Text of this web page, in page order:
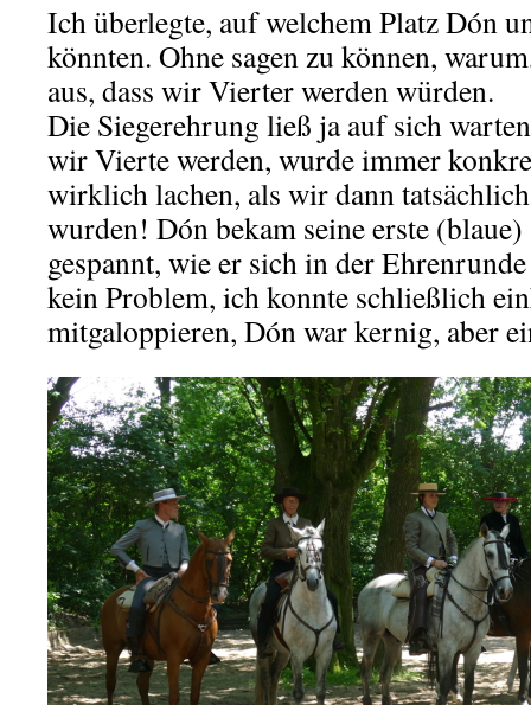
Ich überlegte, auf welchem Platz Dón
könnten. Ohne sagen zu können,
aus, dass wir Vierter werden würden.
Die Siegerehrung ließ ja auf sich
wir Vierte werden, wurde immer
wirklich lachen, als wir dann
wurden! Dón bekam seine erste
gespannt, wie er sich in der
kein Problem, ich konnte schließlich
mitgaloppieren, Dón war kernig, aber